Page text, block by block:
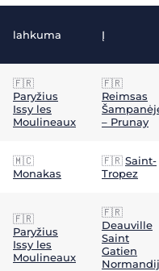
lahkuma Į
🇫🇷
Paryžius
Issy les
Moulineaux
🇫🇷
Reimsas
– Prunay
🇲🇨
Monakas
🇫🇷Saint-
Tropez
🇫🇷
Paryžius
Issy les
Moulineaux
🇫🇷
Deauville
Saint
Gatien